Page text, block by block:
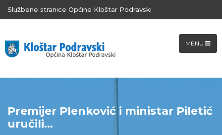
Službene stranice Općine Kloštar Podravski
MENU
Premijer Plenković i ministar Piletić
uručili...